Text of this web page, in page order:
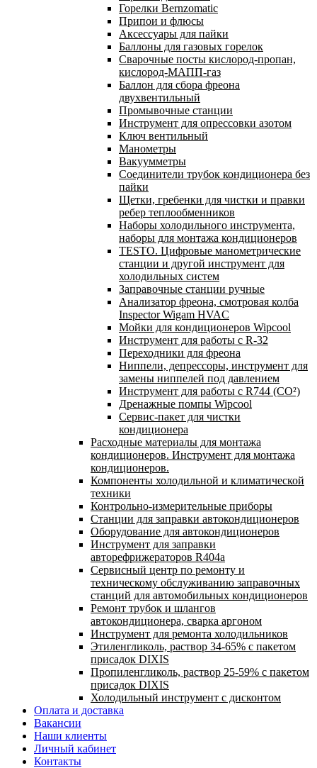
Горелки Bernzomatic
Припои и флюсы
Аксессуары для пайки
Баллоны для газовых горелок
Сварочные посты кислород-пропан,
кислород-МАПП-газ
Баллон для сбора фреона
двухвентильный
Промывочные станции
Инструмент для опрессовки азотом
Ключ вентильный
Манометры
Вакуумметры
Соединители трубок кондиционера без
пайки
Щетки, гребенки для чистки и правки
ребер теплообменников
Наборы холодильного инструмента,
наборы для монтажа кондиционеров
TESTO. Цифровые манометрические
станции и другой инструмент для
холодильных систем
Заправочные станции ручные
Анализатор фреона, смотровая колба
Inspector Wigam HVAC
Мойки для кондиционеров Wipcool
Инструмент для работы с R-32
Переходники для фреона
Ниппели, депрессоры, инструмент для
замены ниппелей под давлением
Инструмент для работы с R744 (CO²)
Дренажные помпы Wipcool
Сервис-пакет для чистки
кондиционера
Расходные материалы для монтажа
кондиционеров. Инструмент для монтажа
кондиционеров.
Компоненты холодильной и климатической
техники
Контрольно-измерительные приборы
Станции для заправки автокондиционеров
Оборудование для автокондиционеров
Инструмент для заправки
авторефрижераторов R404a
Сервисный центр по ремонту и
техническому обслуживанию заправочных
станций для автомобильных кондиционеров
Ремонт трубок и шлангов
автокондиционера, сварка аргоном
Инструмент для ремонта холодильников
Этиленгликоль, раствор 34-65% с пакетом
присадок DIXIS
Пропиленгликоль, раствор 25-59% с пакетом
присадок DIXIS
Холодильный инструмент с дисконтом
Оплата и доставка
Вакансии
Наши клиенты
Личный кабинет
Контакты